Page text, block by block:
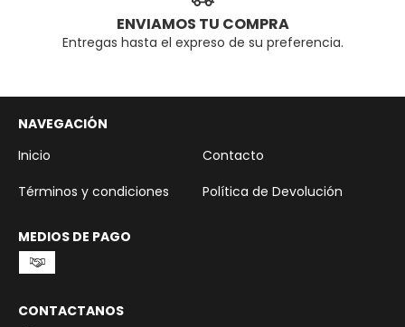
ENVIAMOS TU COMPRA
Entregas hasta el expreso de su preferencia.
NAVEGACIÓN
Inicio
Contacto
Términos y condiciones
Política de Devolución
MEDIOS DE PAGO
CONTACTANOS